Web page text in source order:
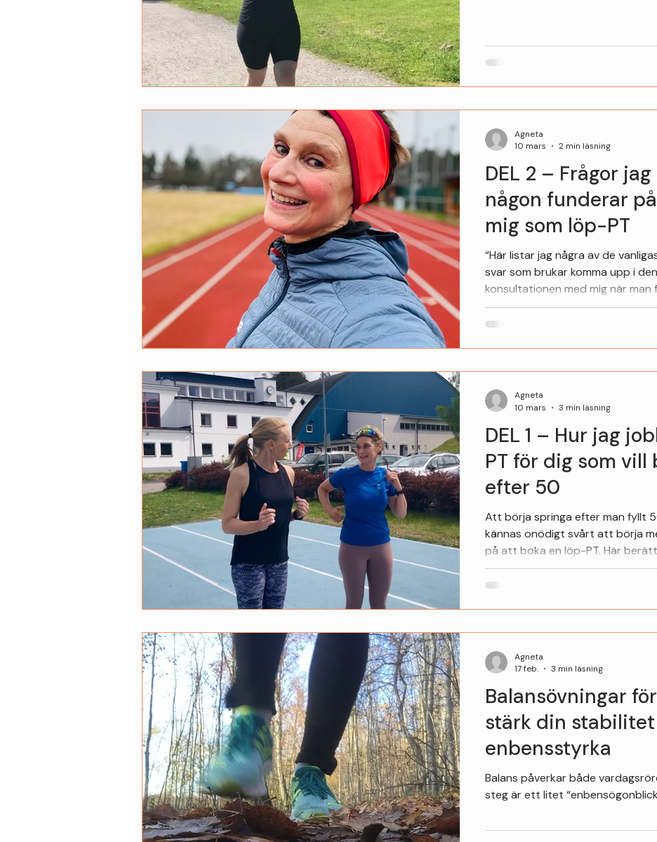
DEL 2 – Frågor
någon funderar
mig som löp-PT
“Här listar jag några av de
svar som brukar komma upp i den kostnadsfria
konsultationen med mig när
mig som sin löp-PT.
Agneta
10 mars
2 min läsning
DEL 1 – Hur jag
PT för dig som
efter 50
Att börja springa efter man fyllt
kännas onödigt svårt att börja med.
på att boka en löp-PT. Här
som personlig tränare inom
trygg och lugn start – helt anpassad efter dig. Det här
nyfikna på att börja springa, men
tvekan eller oro. Därför har jag
Agneta
10 mars
3 min läsning
Balansövningar
stärk din
enbensstyrka
Balans påverkar både
steg är ett litet
Agneta
17 feb.
3 min läsning